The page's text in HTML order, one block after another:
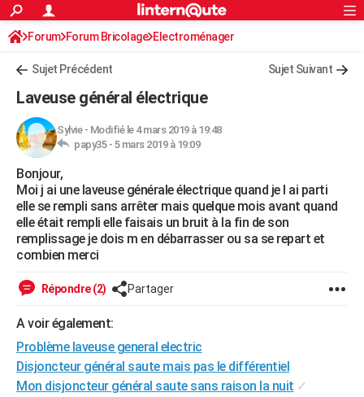
ACTUALITÉS
Politique
Société
Faits Divers
Education
Monde
Villes
+
FINANCE
Retraite
Impôts
Epargne
Immobilier
Risques naturels par ville
Banque
Assurance
Crédit
AUTO
Essais
Réserver un essai
Citadines
Berlines
SUV
Forum auto
+HIGH-TECH
Mobiles
Meilleur smartphone
Internet
Ordinateurs
Jeux vidéo
Guide high-tech
+BRICOLAGE
Forum
Aménagement intérieur
Extérieur
Cuisine
Salle de bains
Jardinage
Rangement
WEEK-END
Guides de France
Escapades
Patrimoine
Expositions
Musées
Week-end nature
LIFESTYLE
SANTE
Alimentation
Guide de la santé
Maladies
Médicaments
Sommeil
VOYAGE
Destinations
City break
Voyage nature
Voyage de noces
Forum
Climat
+PHOTO
S'inscrire
Connexion
Forum Forum Bricolage Electroménager
Sujet Précédent Sujet Suivant
Laveuse général électrique
Sylvie- Modifié le 4 mars 2019 à 19:48
papy35 - 5 mars 2019 à 19:09
Bonjour,
Moi j ai une laveuse générale électrique quand je l ai parti
elle se rempli sans arrêter mais quelque mois avant quand
elle était rempli elle faisais un bruit à la fin de son
remplissage je dois m en débarrasser ou sa se repart et
combien merci
Répondre (2) Partager
A voir également:
Problème laveuse general electric
Disjoncteur général saute mais pas le différentiel
Mon disjoncteur général saute sans raison la nuit ✓